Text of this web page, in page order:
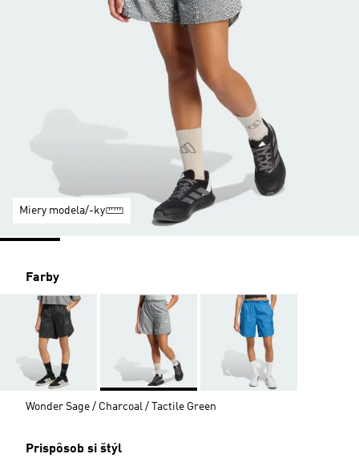
Miery modela/-ky
Farby
Wonder Sage / Charcoal / Tactile Green
Prispôsob si štýl